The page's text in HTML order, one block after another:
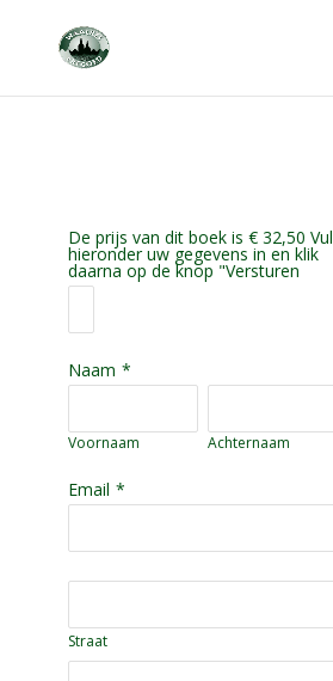
De prijs van dit boek is € 32,50 Vul
hieronder uw gegevens in en klik
daarna op de knop "Versturen
Naam *
Voornaam Achternaam
Email *
Straat